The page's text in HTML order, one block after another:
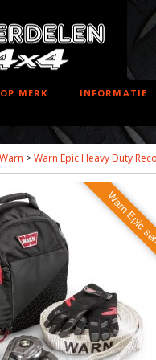
MERK INFORMATIE
Warn >Warn Epic Heavy Duty
Warn